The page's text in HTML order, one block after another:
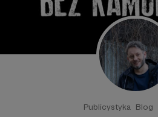
Publicystyka Blog